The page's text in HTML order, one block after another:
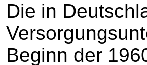
Die in
Beginn der